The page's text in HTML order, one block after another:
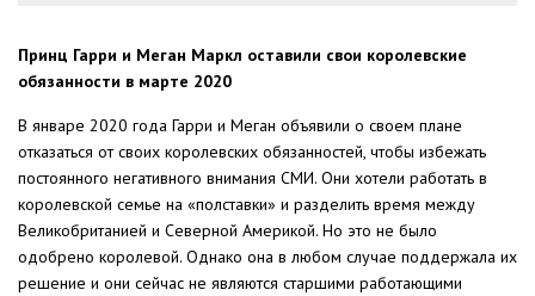
Принц Гарри и Меган Маркл оставили свои королевские
обязанности в марте 2020
В январе 2020 года Гарри и Меган объявили о своем плане
отказаться от своих королевских обязанностей, чтобы избежать
постоянного негативного внимания СМИ. Они хотели работать в
королевской семье на «полставки» и разделить время между
Великобританией и Северной Америкой. Но это не было
одобрено королевой. Однако она в любом случае поддержала их
решение и они сейчас не являются старшими работающими